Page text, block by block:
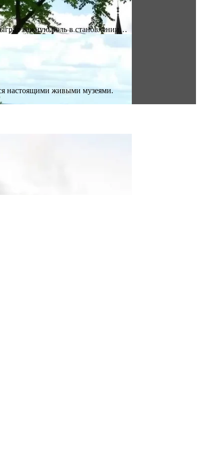
важную роль в становлении…
настоящими живыми музеями.